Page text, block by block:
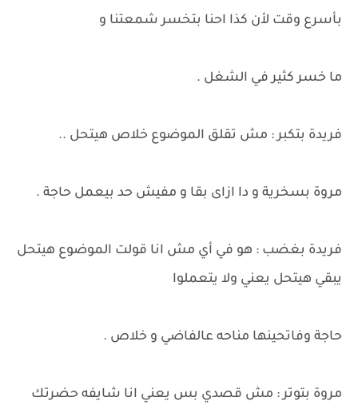
بأسرع وقت لأن كذا احنا بتخسر شمعتنا و
ما خسر كثير في الشغل .
فريدة بتكبر : مش تقلق الموضوع خلاص هيتحل ..
مروة بسخرية و دا ازاى بقا و مفيش حد بيعمل حاجة .
فريدة بغضب : هو في أي مش انا قولت الموضوع هيتحل
يبقي هيتحل يعني ولا يتعملوا
حاجة وفاتحينها مناحه عالفاضي و خلاص .
مروة بتوتر : مش قصدي بس يعني انا شايفه حضرتك